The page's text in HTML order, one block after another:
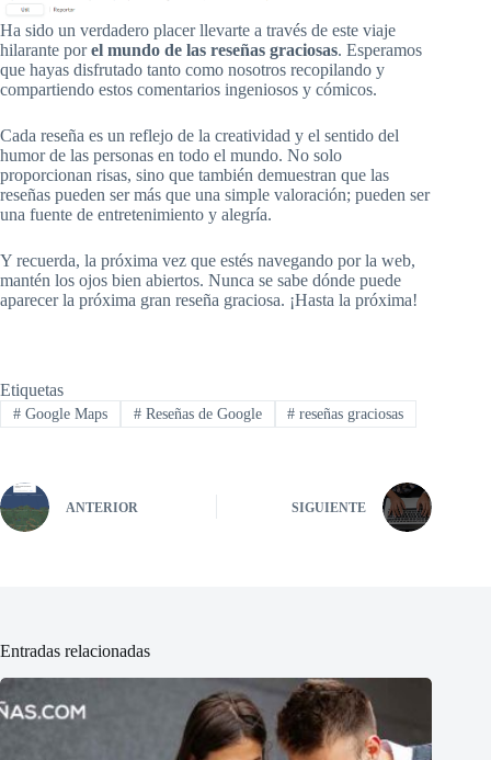
Ha sido un verdadero placer llevarte a través de este viaje
hilarante porel mundo de las reseñas graciosas. Esperamos
que hayas disfrutado tanto como nosotros recopilando y
compartiendo estos comentarios ingeniosos y cómicos.
Cada reseña es un reflejo de la creatividad y el sentido del
humor de las personas en todo el mundo. No solo
proporcionan risas, sino que también demuestran que las
reseñas pueden ser más que una simple valoración; pueden ser
una fuente de entretenimiento y alegría.
Y recuerda, la próxima vez que estés navegando por la web,
mantén los ojos bien abiertos. Nunca se sabe dónde puede
aparecer la próxima gran reseña graciosa. ¡Hasta la próxima!
Etiquetas
#Google Maps #Reseñas de Google # reseñas graciosas
ANTERIOR SIGUIENTE
Entradas relacionadas